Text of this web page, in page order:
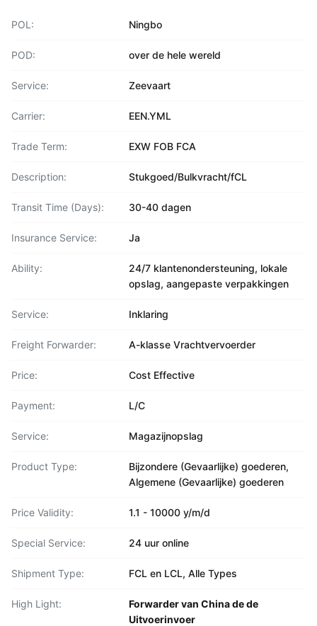
POL: Ningbo
POD: over de hele wereld
Service: Zeevaart
Carrier: EEN.YML
Trade Term: EXW FOB FCA
Description: Stukgoed/Bulkvracht/fCL
Transit Time (Days): 30-40 dagen
Insurance Service: Ja
Ability:
24/7 klantenondersteuning, lokale
opslag, aangepaste verpakkingen
Service: Inklaring
Freight Forwarder: A-klasse Vrachtvervoerder
Price: Cost Effective
Payment: L/C
Service: Magazijnopslag
Product Type:
Bijzondere (Gevaarlijke) goederen,
Algemene (Gevaarlijke) goederen
Price Validity: 1.1 - 10000 y/m/d
Special Service: 24 uur online
Shipment Type: FCL en LCL, Alle Types
High Light:
Forwarder van China de de
Uitvoerinvoer